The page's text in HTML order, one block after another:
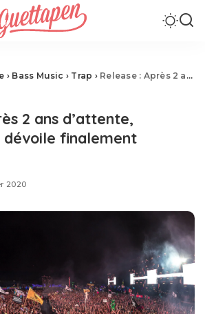
› Bass Music › Trap › Release : Après 2 ans d’attente, SAYMYNAME dévoile finalement ‘Knockout’
2 ans d’attente,
dévoile finalement
2020